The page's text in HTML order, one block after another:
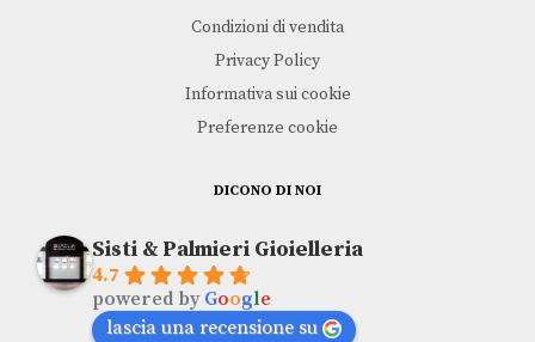
Condizioni di vendita
Privacy Policy
Informativa sui cookie
Preferenze cookie
DICONO DI NOI
Sisti & Palmieri Gioielleria
4.7
powered by Google
lascia una recensione su